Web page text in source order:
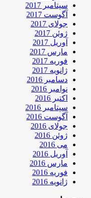
سپتامبر 2017
آگوست 2017
جولای 2017
ژوئن 2017
آوریل 2017
مارس 2017
فوریه 2017
ژانویه 2017
دسامبر 2016
نوامبر 2016
اکتبر 2016
سپتامبر 2016
آگوست 2016
جولای 2016
ژوئن 2016
می 2016
آوریل 2016
مارس 2016
فوریه 2016
ژانویه 2016